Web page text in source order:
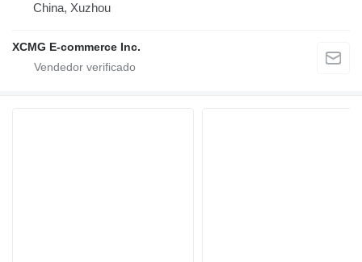
China, Xuzhou
XCMG E-commerce Inc.